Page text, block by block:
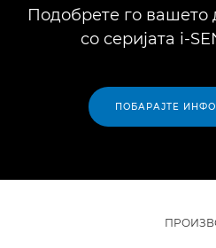
Подобрете го
со серијата i-
ПОБАРАЈТЕ